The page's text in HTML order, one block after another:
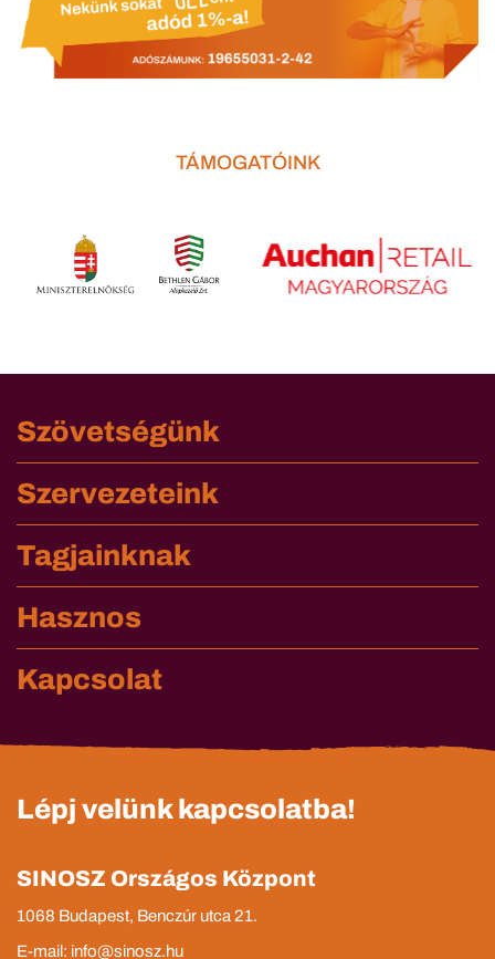
TÁMOGATÓINK
Szövetségünk
Szervezeteink
Tagjainknak
Hasznos
Kapcsolat
Lépj velünk kapcsolatba!
SINOSZ Országos Központ
1068 Budapest, Benczúr utca 21.
E-mail: info@sinosz.hu